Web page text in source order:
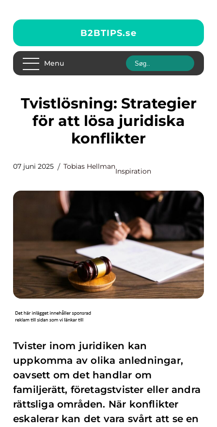
B2BTIPS.se
Menu
Tvistlösning: Strategier
för att lösa juridiska
konflikter
07 juni 2025 Tobias Hellman
Inspiration
Tvister inom juridiken kan
uppkomma av olika anledningar,
oavsett om det handlar om
familjerätt, företagstvister eller andra
rättsliga områden. När konflikter
eskalerar kan det vara svårt att se en